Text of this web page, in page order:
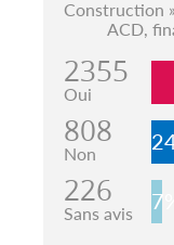
Construction
ACD,
2355
Oui
808
Non
226
Sans avis 7%